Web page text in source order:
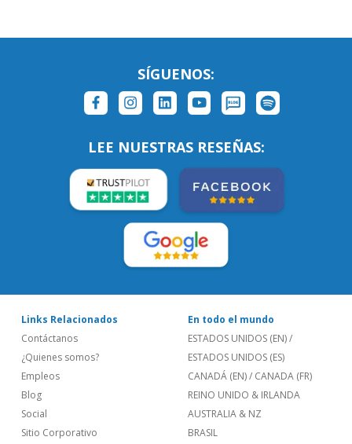
SÍGUENOS:
LEE NUESTRAS RESEÑAS:
Links Relacionados
Contáctanos
¿Quienes somos?
Empleos
Blog
Social
Sitio Corporativo
En todo el mundo
ESTADOS UNIDOS (EN)/
ESTADOS UNIDOS (ES)
CANADÁ (EN)/ CANADA (FR)
REINO UNIDO & IRLANDA
AUSTRALIA & NZ
BRASIL